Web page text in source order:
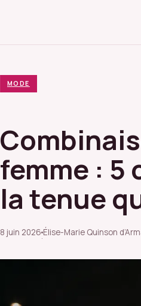
MODE
femme :
la tenue
8 juin 2026
·
Élise-Marie Quinson